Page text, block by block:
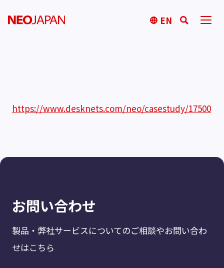
EN
https://www.desknets.com/neo/casestudy/17500
お問い合わせ
製品・弊社サービスについてのご相談やお問い合わ
せはこちら